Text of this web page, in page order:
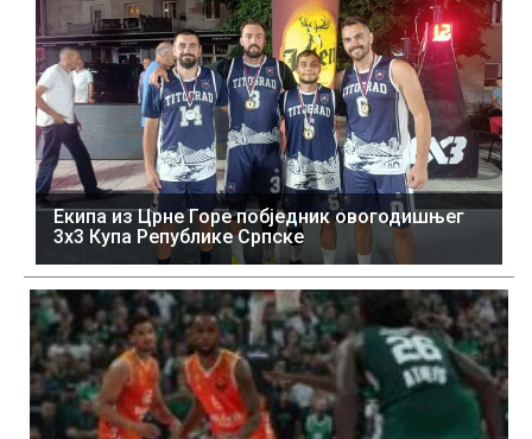
Екипа из Црне Горе побједник овогодишњег
3x3 Купа Републике Српске